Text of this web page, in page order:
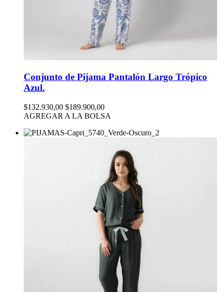
Conjunto de Pijama Pantalón Largo Trópico
Azul.
$132.930,00 $189.900,00
AGREGAR A LA BOLSA